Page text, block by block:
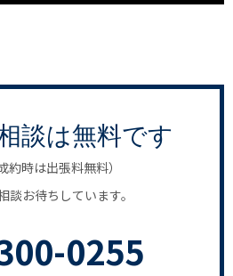
談は無料です
約時は出張料無料）
談お待ちしています。
0255